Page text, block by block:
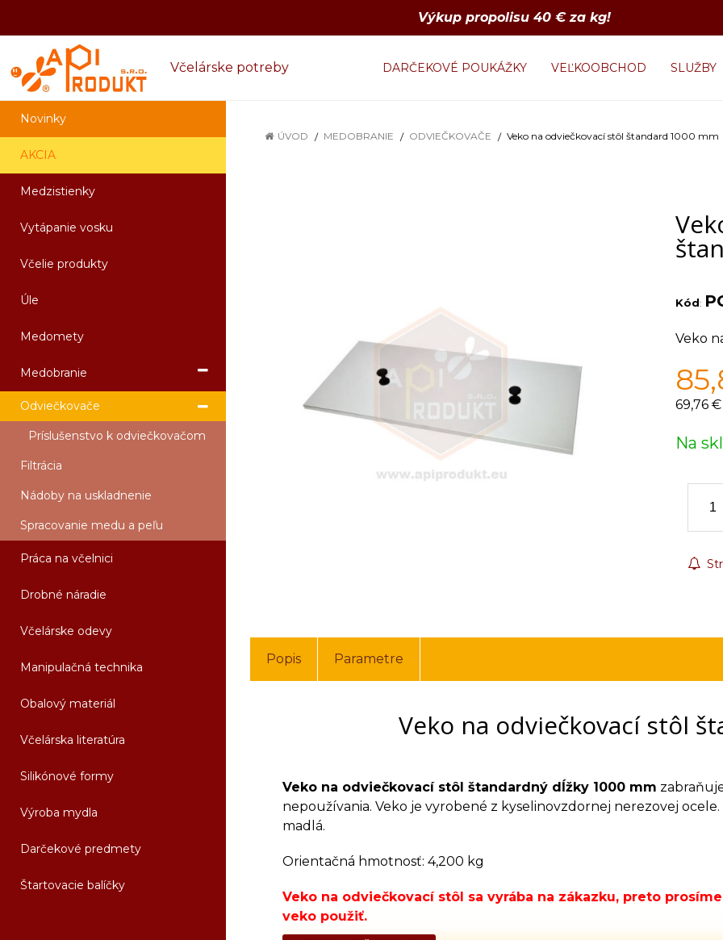
Výkup propolisu 40 € za kg!
Včelárske potreby DARČEKOVÉ POUKÁŽKY VEĽKOOBCHOD SLUŽBY
Novinky
AKCIA
Medzistienky
Vytápanie vosku
Včelie produkty
Úle
Medomety
Medobranie
Odviečkovače
Príslušenstvo k odviečkovačom
Filtrácia
Nádoby na uskladnenie
Spracovanie medu a peľu
Práca na včelnici
Drobné náradie
Včelárske odevy
Manipulačná technika
Obalový materiál
Včelárska literatúra
Silikónové formy
Výroba mydla
Darčekové predmety
Štartovacie balíčky
ÚVOD MEDOBRANIE ODVIEČKOVAČE Veko na odviečkovací stôl štandard 1000 mm
Kód:
Veko
69,76 €
Na
Popis Parametre
Veko na odviečkovací stôl
Veko na odviečkovací stôl štandardný dĺžky 1000 mm
nepoužívania. Veko je vyrobené z kyselinovzdornej nerezovej
madlá.
Orientačná hmotnosť: 4,200 kg
Veko na odviečkovací stôl sa vyrába na zákazku, preto
veko použiť.